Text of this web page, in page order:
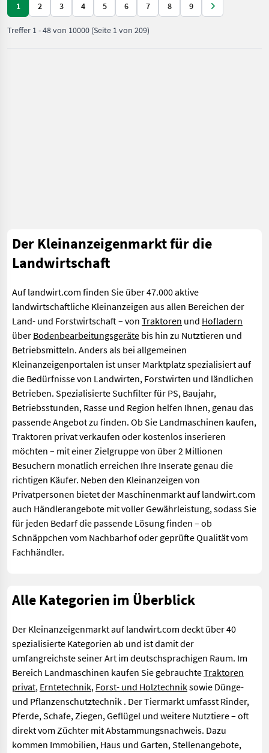
1 2 3 4 5 6 7 8 9
Treffer 1-48von 10000 (Seite 1 von 209)
Der Kleinanzeigenmarkt für die
Landwirtschaft
Auf landwirt.com finden Sie über 47.000 aktive
landwirtschaftliche Kleinanzeigen aus allen Bereichen der
Land- und Forstwirtschaft – von Traktoren und Hofladern
über Bodenbearbeitungsgeräte bis hin zu Nutztieren und
Betriebsmitteln. Anders als bei allgemeinen
Kleinanzeigenportalen ist unser Marktplatz spezialisiert auf
die Bedürfnisse von Landwirten, Forstwirten und ländlichen
Betrieben. Spezialisierte Suchfilter für PS, Baujahr,
Betriebsstunden, Rasse und Region helfen Ihnen, genau das
passende Angebot zu finden. Ob Sie Landmaschinen kaufen,
Traktoren privat verkaufen oder kostenlos inserieren
möchten – mit einer Zielgruppe von über 2 Millionen
Besuchern monatlich erreichen Ihre Inserate genau die
richtigen Käufer. Neben den Kleinanzeigen von
Privatpersonen bietet der Maschinenmarkt auf landwirt.com
auch Händlerangebote mit voller Gewährleistung, sodass Sie
für jeden Bedarf die passende Lösung finden – ob
Schnäppchen vom Nachbarhof oder geprüfte Qualität vom
Fachhändler.
Alle Kategorien im Überblick
Der Kleinanzeigenmarkt auf landwirt.com deckt über 40
spezialisierte Kategorien ab und ist damit der
umfangreichste seiner Art im deutschsprachigen Raum. Im
Bereich Landmaschinen kaufen Sie gebrauchteTraktoren
privat, Erntetechnik, Forst- und Holztechniksowie Dünge-
und Pflanzenschutztechnik . Der Tiermarkt umfasst Rinder,
Pferde, Schafe, Ziegen, Geflügel und weitere Nutztiere – oft
direkt vom Züchter mit Abstammungsnachweis. Dazu
kommen Immobilien, Haus und Garten, Stellenangebote,